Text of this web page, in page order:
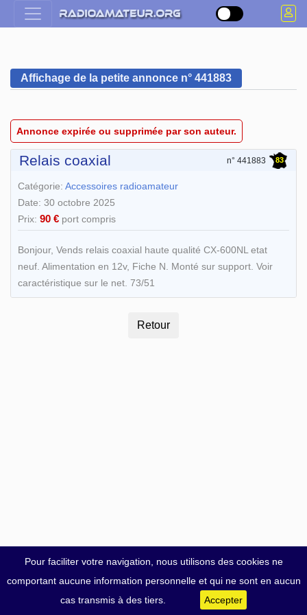
Pour faciliter votre navigation, nous utilisons des cookies ne
comportant aucune information personnelle et qui ne sont en aucun
cas transmis à des tiers.
Accepter
Affichage de la petite annonce n° 441883
Annonce expirée ou supprimée par son auteur.
Relais coaxial n° 441883 83
Catégorie: Accessoires radioamateur
Date: 30 octobre 2025
Prix: 90 € port compris
Bonjour, Vends relais coaxial haute qualité CX-600NL etat
neuf. Alimentation en 12v, Fiche N. Monté sur support. Voir
caractéristique sur le net. 73/51